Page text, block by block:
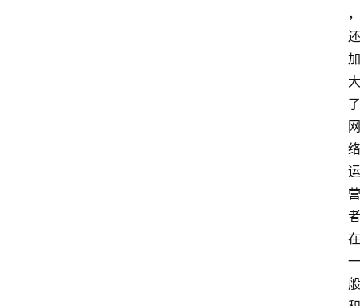
，
还
加
大
了
网
络
运
营
者
在
一
般